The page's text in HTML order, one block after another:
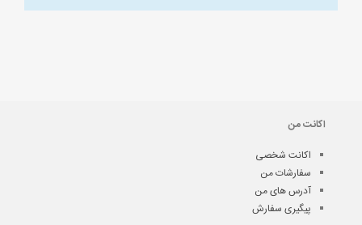
اکانت من
اکانت شخصی
سفارشات من
آدرس های من
پیگیری سفارش